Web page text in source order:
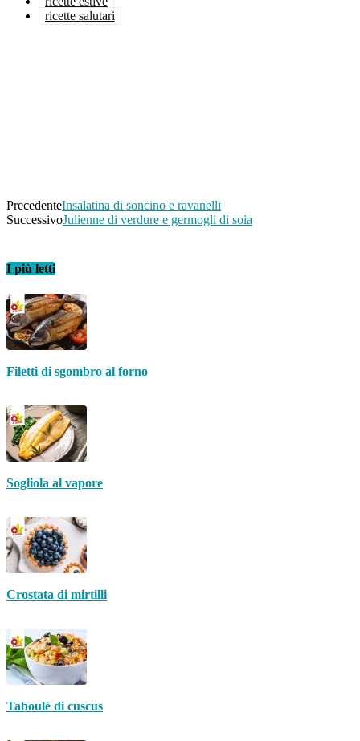
ricette salutari
PrecedenteInsalatina di soncino e ravanelli
SuccessivoJulienne di verdure e germogli di soia
I più letti
Filetti di sgombro al forno
Sogliola al vapore
Crostata di mirtilli
Taboulé di cuscus